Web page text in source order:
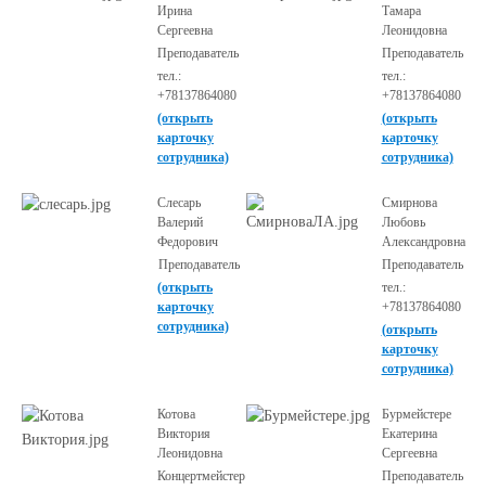
Ирина
Сергеевна
Преподаватель
тел.:
+78137864080
(открыть
карточку
сотрудника)
Тамара
Леонидовна
Преподаватель
тел.:
+78137864080
(открыть
карточку
сотрудника)
Слесарь
Валерий
Федорович
Преподаватель
(открыть
карточку
сотрудника)
Смирнова
Любовь
Александровна
Преподаватель
тел.:
+78137864080
(открыть
карточку
сотрудника)
Котова
Виктория
Леонидовна
Концертмейстер
Бурмейстере
Екатерина
Сергеевна
Преподаватель